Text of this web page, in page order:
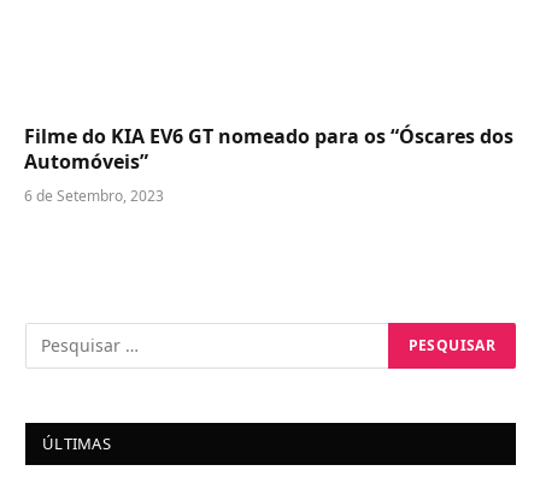
Filme do KIA EV6 GT nomeado para os “Óscares dos
Automóveis”
6 de Setembro, 2023
ÚLTIMAS